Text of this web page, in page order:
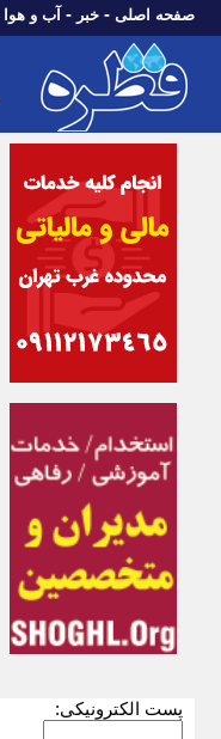
صفحه اصلی - خبر - آب و هوا
پست الکترونیکی: